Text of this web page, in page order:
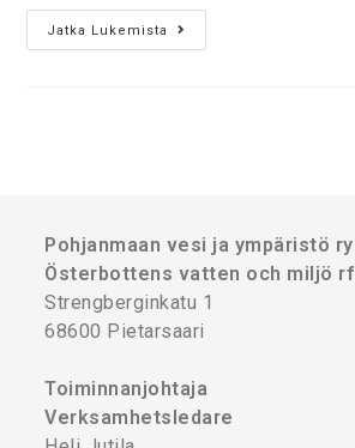
Jatka Lukemista
Pohjanmaan vesi ja ympäristö ry
Österbottens vatten och miljö rf
Strengberginkatu 1
68600 Pietarsaari
Toiminnanjohtaja
Verksamhetsledare